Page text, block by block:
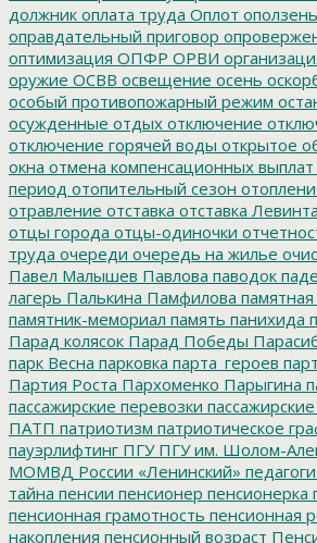
должник оплата труда Оплот оползень
оправдательный приговор
оптимизация ОПФР ОРВИ
оружие ОСВВ освещение осень
особый противопожарный режим
осужденные отдых отключение
отключение горячей воды открытое
окна отмена компенсационных выплат
период отопительный сезон
отравление отставка отставка
отцы города отцы-одиночки
труда очереди очередь на жилье
Павел Малышев Павлова паводок
лагерь Палькина Памфилова
памятник-мемориал память панихида
Парад колясок Парад Победы
парк Весна парковка парта_героев
Партия Роста Пархоменко Парыгина
пассажирские перевозки
ПАТП патриотизм патриотическое
пауэрлифтинг ПГУПГУ им. Шолом-
МОМВД России «Ленинский» педагоги
тайна пенсии пенсионер пенсионерка
пенсионная грамотность пенсионная
накопления пенсионный возраст